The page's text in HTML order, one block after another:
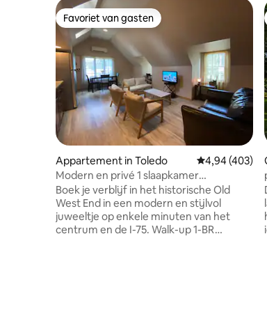
Favoriet van gasten
Favoriet van gasten
Appartement in Toledo Gemiddelde
4,94 (403)
Modern en privé 1 slaapkamer
appartement met gratis
parkeergelegenheid
Boek je verblijf in het historische Old
West End in een modern en stijlvol
juweeltje op enkele minuten van het
centrum en de I-75. Walk-up 1-BR